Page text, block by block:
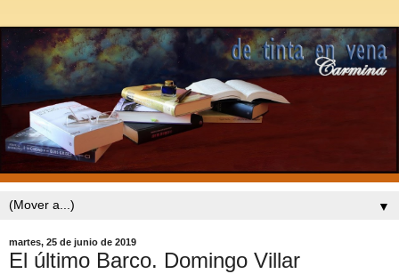
▼
martes, 25 de junio de 2019
El último Barco. Domingo Villar